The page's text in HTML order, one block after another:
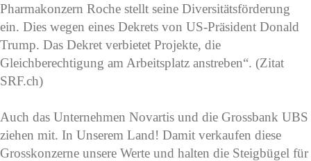
Pharmakonzern Roche stellt seine Diversitätsförderung
ein. Dies wegen eines Dekrets von US-Präsident Donald
Trump. Das Dekret verbietet Projekte, die
Gleichberechtigung am Arbeitsplatz anstreben“. (Zitat
SRF.ch)
Auch das Unternehmen Novartis und die Grossbank UBS
ziehen mit. In Unserem Land! Damit verkaufen diese
Grosskonzerne unsere Werte und halten die Steigbügel für